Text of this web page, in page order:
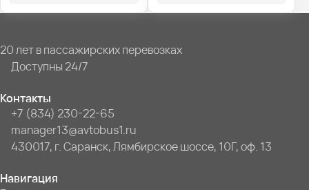
20 лет в пассажирских перевозках
Доступны 24/7
Контакты
+7 (834) 230-22-65
manager13@avtobus1.ru
430017, г. Саранск, Лямбирское шоссе, 10Г, оф. 13
Навигация